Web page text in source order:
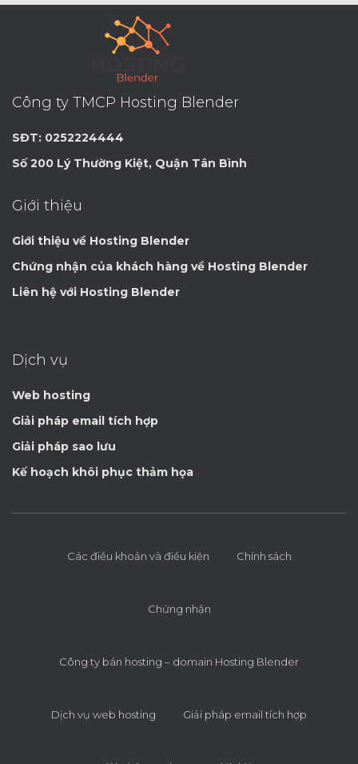
Công ty TMCP Hosting Blender
SĐT: 0252224444
Số 200 Lý Thường Kiệt, Quận Tân Bình
Giới thiệu
Giới thiệu về Hosting Blender
Chứng nhận của khách hàng về Hosting Blender
Liên hệ với Hosting Blender
Dịch vụ
Web hosting
Giải pháp email tích hợp
Giải pháp sao lưu
Kế hoạch khôi phục thảm họa
Các điều khoản và điều kiện Chính sách
Chứng nhận
Công ty bán hosting – domain Hosting Blender
Dịch vụ web hosting Giải pháp email tích hợp